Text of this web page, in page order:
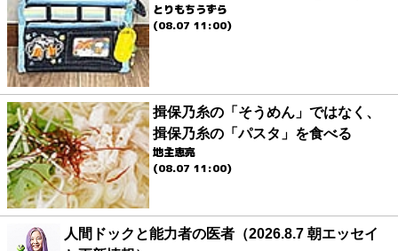
とりもちうずら
(08.07 11:00)
揖保乃糸の「そうめん」ではなく、
揖保乃糸の「パスタ」を食べる
地主恵亮
(08.07 11:00)
人間ドックと能力者の医者（2026.8.7 朝エッセイ